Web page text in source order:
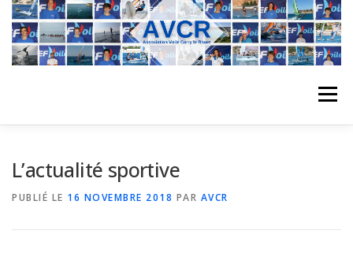
Aller
contenu
Menu
L’actualité sportive
PUBLIÉ LE 16 NOVEMBRE 2018 PAR AVCR